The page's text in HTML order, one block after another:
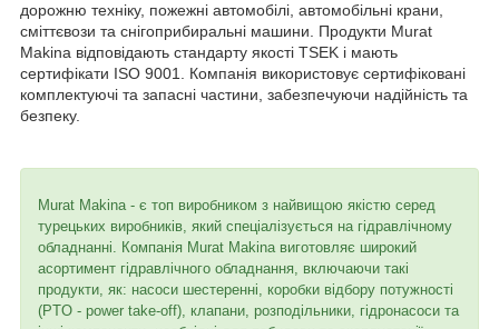
дорожню техніку, пожежні автомобілі, автомобільні крани,
сміттєвози та снігоприбиральні машини. Продукти Murat
Makina відповідають стандарту якості TSEK і мають
сертифікати ISO 9001. Компанія використовує сертифіковані
комплектуючі та запасні частини, забезпечуючи надійність та
безпеку.
Murat Makina - є топ виробником з найвищою якістю серед
турецьких виробників, який спеціалізується на гідравлічному
обладнанні. Компанія Murat Makina виготовляє широкий
асортимент гідравлічного обладнання, включаючи такі
продукти, як: насоси шестеренні, коробки відбору потужності
(PTO - power take-off), клапани, розподільники, гідронасоси та